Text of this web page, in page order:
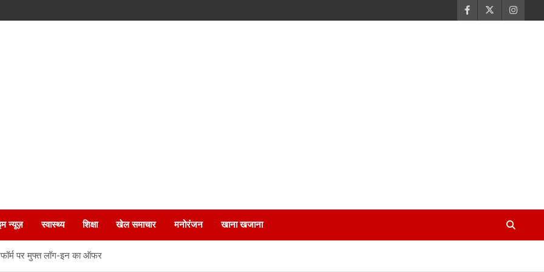
न्यूज़ स्वास्थ्य शिक्षा खेल समाचार मनोरंजन खाना खजाना
पर मुफ्त लॉग-इन का ऑफर